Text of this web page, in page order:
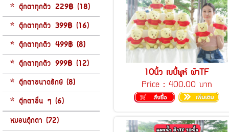
* ตุ๊กตาทุกตัว 229฿ (18)
* ตุ๊กตาทุกตัว 399฿ (16)
* ตุ๊กตาทุกตัว 499฿ (8)
* ตุ๊กตาทุกตัว 999฿ (12)
* ตุ๊กตาขนาดยักษ์ (8)
* ตุ๊กตาอื่น ๆ (6)
หมอนตุ๊กตา (72)
10นิ้ว เบบี้พูห์ ผ้าTF
Price : 400.00 บาท